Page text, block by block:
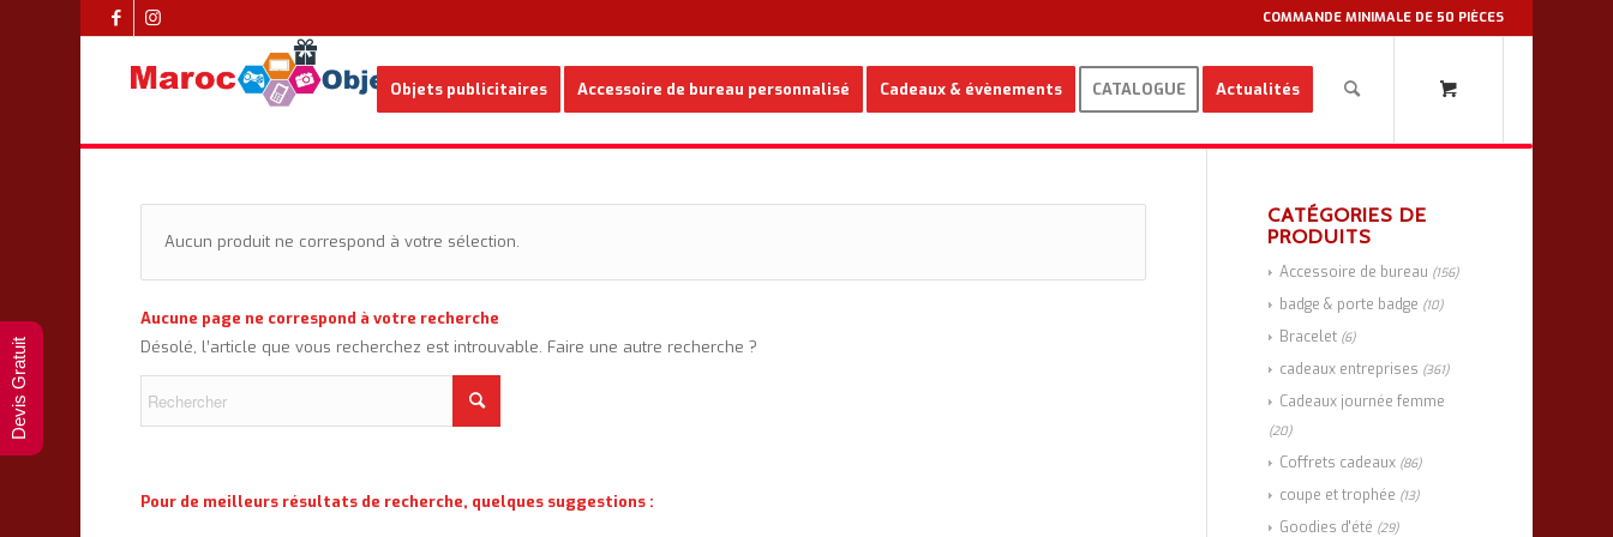
COMMANDE MINIMALE DE 50 PIÈCES
Objets publicitaires Accessoire de bureau personnalisé Cadeaux & évènements CATALOGUE Actualités
Aucun produit ne correspond à votre sélection.
Aucune page ne correspond à votre recherche
Désolé, l’article que vous recherchez est introuvable. Faire une autre recherche ?
Pour de meilleurs résultats de recherche, quelques suggestions :
CATÉGORIES DE
PRODUITS
Accessoire de bureau (156)
badge & porte badge (10)
Bracelet (6)
cadeaux entreprises (361)
Cadeaux journée femme
(20)
Coffrets cadeaux (86)
coupe et trophée (13)
Goodies d'été (29)
Devis Gratuit